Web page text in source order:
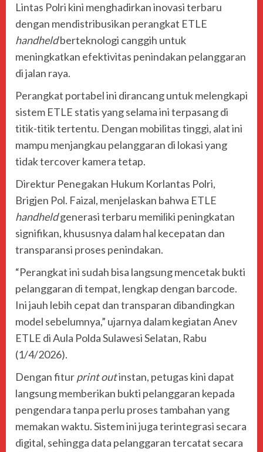
Lintas Polri kini menghadirkan inovasi terbaru
dengan mendistribusikan perangkat ETLE
handheldberteknologi canggih untuk
meningkatkan efektivitas penindakan pelanggaran
di jalan raya.
Perangkat portabel ini dirancang untuk melengkapi
sistem ETLE statis yang selama ini terpasang di
titik-titik tertentu. Dengan mobilitas tinggi, alat ini
mampu menjangkau pelanggaran di lokasi yang
tidak tercover kamera tetap.
Direktur Penegakan Hukum Korlantas Polri,
Brigjen Pol. Faizal, menjelaskan bahwa ETLE
handheldgenerasi terbaru memiliki peningkatan
signifikan, khususnya dalam hal kecepatan dan
transparansi proses penindakan.
“Perangkat ini sudah bisa langsung mencetak bukti
pelanggaran di tempat, lengkap dengan barcode.
Ini jauh lebih cepat dan transparan dibandingkan
model sebelumnya,” ujarnya dalam kegiatan Anev
ETLE di Aula Polda Sulawesi Selatan, Rabu
(1/4/2026).
Dengan fiturprint outinstan, petugas kini dapat
langsung memberikan bukti pelanggaran kepada
pengendara tanpa perlu proses tambahan yang
memakan waktu. Sistem ini juga terintegrasi secara
digital, sehingga data pelanggaran tercatat secara